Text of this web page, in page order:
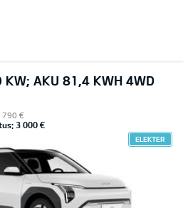
KW; AKU 81,4 KWH 4WD
790 €
3 000 €
ELEKTER